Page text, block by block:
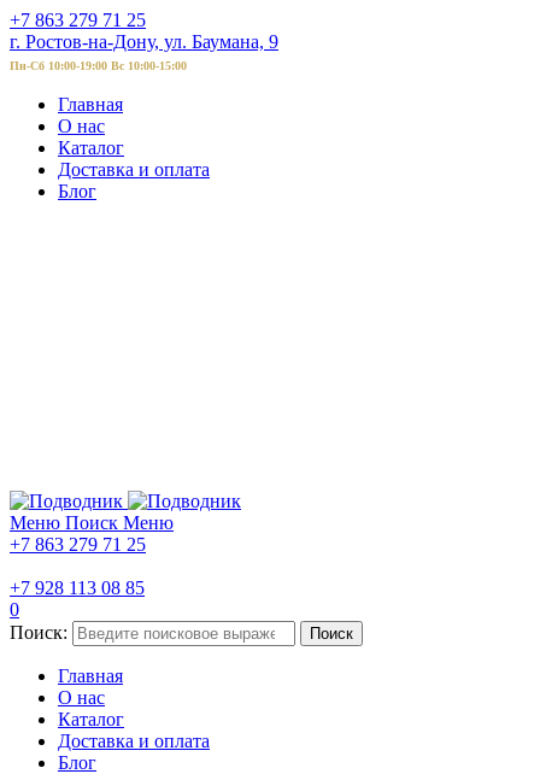
+7 863 279 71 25
г. Ростов-на-Дону, ул. Баумана, 9
Пн-Сб 10:00-19:00 Вс 10:00-15:00
Главная
О нас
Каталог
Доставка и оплата
Блог
Меню Поиск Меню
+7 863 279 71 25
+7 928 113 08 85
0
Поиск:
Поиск
Главная
О нас
Каталог
Доставка и оплата
Блог